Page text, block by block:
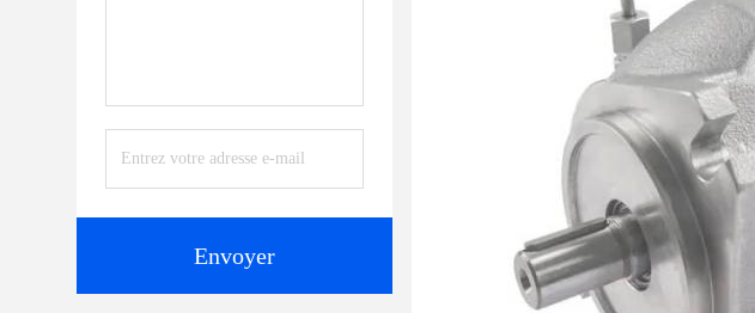
Envoyer